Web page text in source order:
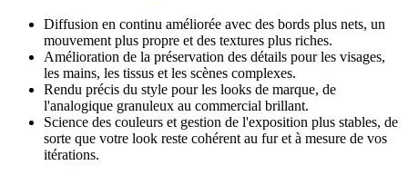
Diffusion en continu améliorée avec des bords plus nets, un
mouvement plus propre et des textures plus riches.
Amélioration de la préservation des détails pour les visages,
les mains, les tissus et les scènes complexes.
Rendu précis du style pour les looks de marque, de
l'analogique granuleux au commercial brillant.
Science des couleurs et gestion de l'exposition plus stables, de
sorte que votre look reste cohérent au fur et à mesure de vos
itérations.